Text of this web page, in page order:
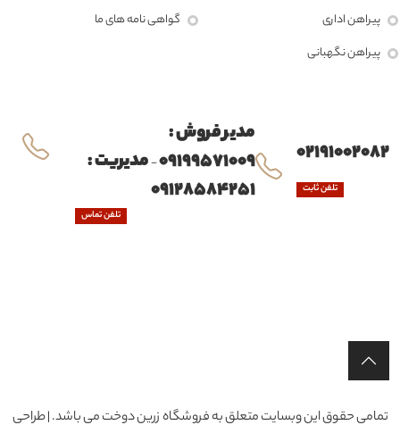
پیراهن اداری
پیراهن نگهبانی
گواهی نامه های ما
02191002082
تلفن ثابت
مدیر فروش :
09199571009
-مدیریت :
09128584251
تلفن تماس
تمامی حقوق این وبسایت متعلق به فروشگاه زرین دوخت می باشد. | طراحی